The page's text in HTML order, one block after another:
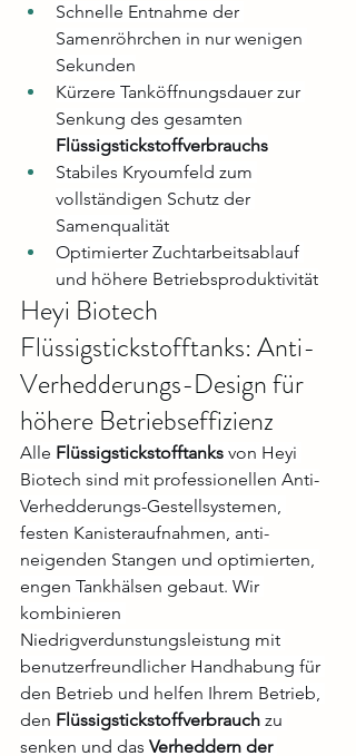
Schnelle Entnahme der
Samenröhrchen in nur wenigen
Sekunden
Kürzere Tanköffnungsdauer zur
Senkung des gesamten
Flüssigstickstoffverbrauchs
Stabiles Kryoumfeld zum
vollständigen Schutz der
Samenqualität
Optimierter Zuchtarbeitsablauf
und höhere Betriebsproduktivität
Heyi Biotech
Flüssigstickstofftanks: Anti-
Verhedderungs-Design für
höhere Betriebseffizienz
Alle Flüssigstickstofftanks von Heyi
Biotech sind mit professionellen Anti-
Verhedderungs-Gestellsystemen,
festen Kanisteraufnahmen, anti-
neigenden Stangen und optimierten,
engen Tankhälsen gebaut. Wir
kombinieren
Niedrigverdunstungsleistung mit
benutzerfreundlicher Handhabung für
den Betrieb und helfen Ihrem Betrieb,
den Flüssigstickstoffverbrauch zu
senken und das Verheddern der